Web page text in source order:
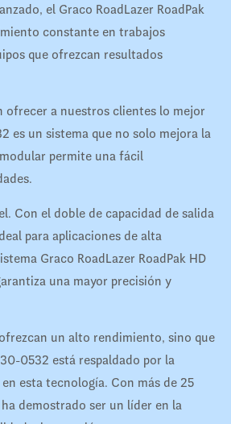
el Graco RoadLazer RoadPak
constante en trabajos
que ofrezcan resultados
ofrecer a nuestros clientes lo mejor
es un sistema que no solo mejora la
permite una fácil
Con el doble de capacidad de salida
para aplicaciones de alta
Graco RoadLazer RoadPak HD
una mayor precisión y
un alto rendimiento, sino que
0532 está respaldado por la
esta tecnología. Con más de 25
demostrado ser un líder en la